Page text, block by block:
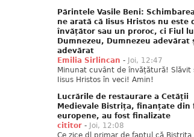
Părintele Vasile Beni:
ne arată că Iisus Hristos nu este
învățător sau un proroc, ci Fiul
Dumnezeu, Dumnezeu adevărat
adevărat
Emilia Sirlincan - Joi, 12:47
Minunat cuvânt de învățătură! Slăvit
Iisus Hristos în veci! Amin!
Lucrările de restaurare a Cetății
Medievale Bistrița, finanțate din
europene, au fost finalizate
cititor - Joi, 12:08
Ce zice dl primar de faptul că Bistrița